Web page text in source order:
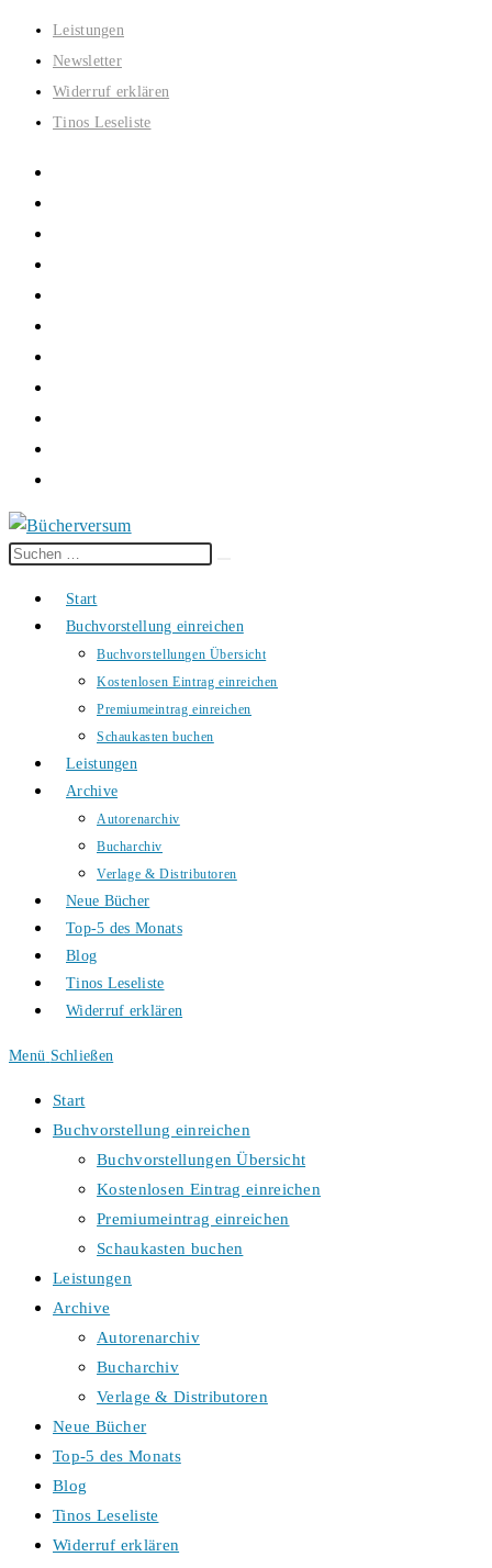
Zum
Inhalt
springen
Leistungen
Newsletter
Widerruf erklären
Tinos Leseliste
Diese
durchsuchen
Start
Buchvorstellung einreichen
Buchvorstellungen Übersicht
Kostenlosen Eintrag einreichen
Premiumeintrag einreichen
Schaukasten buchen
Leistungen
Archive
Autorenarchiv
Bucharchiv
Verlage & Distributoren
Neue Bücher
Top-5 des Monats
Blog
Tinos Leseliste
Widerruf erklären
Menü Schließen
Start
Buchvorstellung einreichen
Buchvorstellungen Übersicht
Kostenlosen Eintrag einreichen
Premiumeintrag einreichen
Schaukasten buchen
Leistungen
Archive
Autorenarchiv
Bucharchiv
Verlage & Distributoren
Neue Bücher
Top-5 des Monats
Blog
Tinos Leseliste
Widerruf erklären